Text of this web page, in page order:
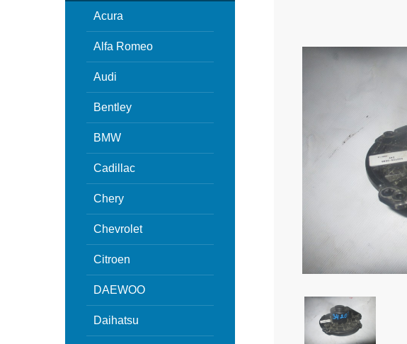
Acura
Alfa Romeo
Audi
Bentley
BMW
Cadillac
Chery
Chevrolet
Citroen
DAEWOO
Daihatsu